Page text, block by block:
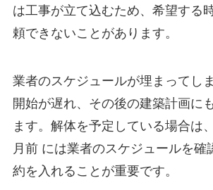
は工事が立て込むため、希望する
頼できないことがあります。
業者のスケジュールが埋まってし
開始が遅れ、その後の建築計画に
ます。解体を予定している場合は
月前 には業者のスケジュールを確
約を入れることが重要です。